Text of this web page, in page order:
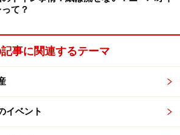
て？
事に関連するテーマ
イベント